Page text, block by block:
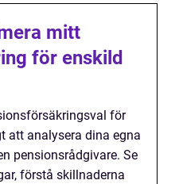
mitt
för enskild
för
att analysera dina egna
pensionsrådgivare. Se
förstå skillnaderna